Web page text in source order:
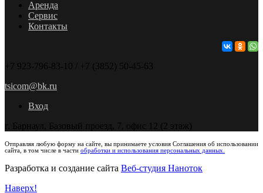
Аренда
Сервис
Контакты
+7 923-796-83-10 / +7 (3852) 50-45-63
tsicom@bk.ru
Вход
г. Барнаул, Базовый проезд, 7, офис 12 (2 этаж)
Отправляя любую форму на сайте, вы принимаете условия Соглашения об использовании
сайта, в том числе в части обработки и использования персональных данных.
Разработка и создание сайта Веб-студия Наноток
Наверх!